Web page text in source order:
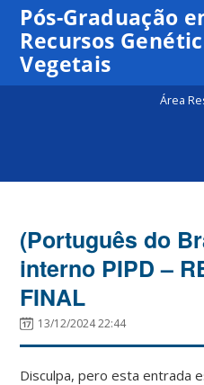
Pós-Graduação
Recursos
Vegetais
Área
(Português do
interno PIPD –
FINAL
13/12/2024 22:44
Disculpa, pero esta entrada